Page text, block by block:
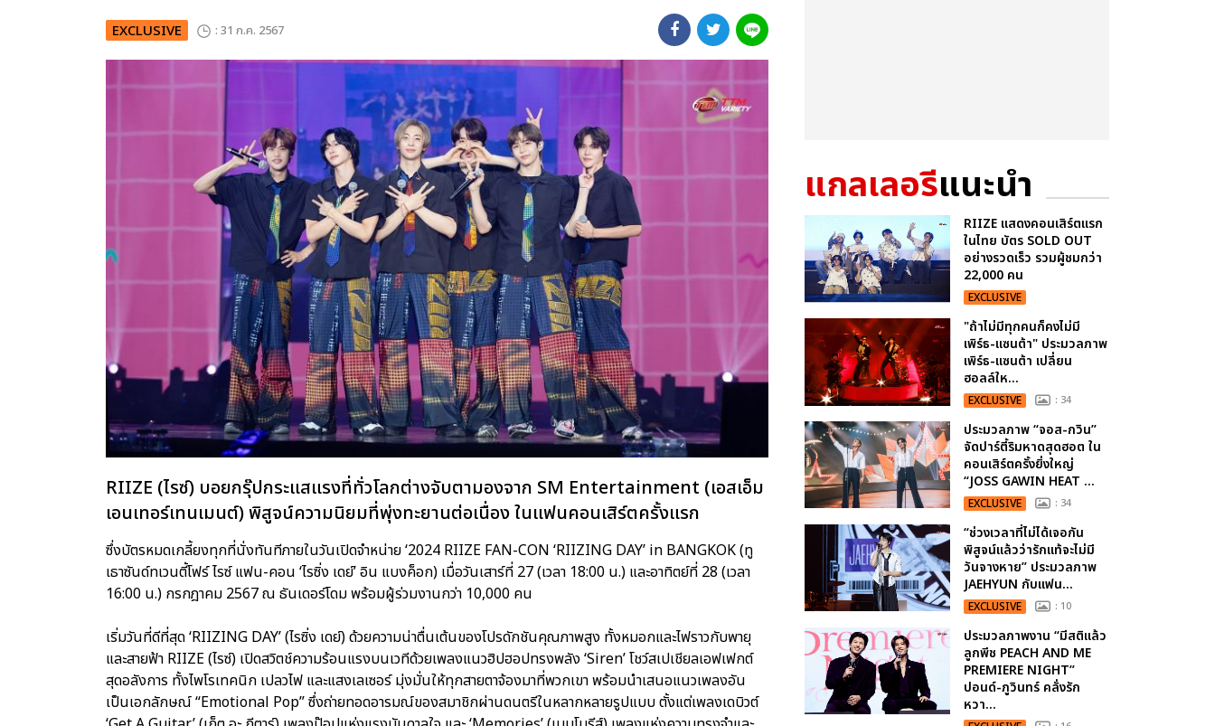
EXCLUSIVE : 31 ก.ค. 2567
RIIZE (ไรซ์) บอยกรุ๊ปกระแสแรงที่ทั่วโลกต่างจับตามองจาก SM Entertainment (เอสเอ็ม
เอนเทอร์เทนเมนต์) พิสูจน์ความนิยมที่พุ่งทะยานต่อเนื่อง ในแฟนคอนเสิร์ตครั้งแรก
ซึ่งบัตรหมดเกลี้ยงทุกที่นั่งทันทีภายในวันเปิดจำหน่าย ‘2024 RIIZE FAN-CON ‘RIIZING DAY’ in BANGKOK (ทู
เธาซันด์ทเวนตี้โฟร์ ไรซ์ แฟน-คอน ‘ไรซิ่ง เดย์’ อิน แบงค็อก) เมื่อวันเสาร์ที่ 27 (เวลา 18:00 น.) และอาทิตย์ที่ 28 (เวลา
16:00 น.) กรกฎาคม 2567 ณ ธันเดอร์โดม พร้อมผู้ร่วมงานกว่า 10,000 คน
เริ่มวันที่ดีที่สุด ‘RIIZING DAY’ (ไรซิ่ง เดย์) ด้วยความน่าตื่นเต้นของโปรดักชันคุณภาพสูง ทั้งหมอกและไฟราวกับพายุ
และสายฟ้า RIIZE (ไรซ์) เปิดสวิตช์ความร้อนแรงบนเวทีด้วยเพลงแนวฮิปฮอปทรงพลัง ‘Siren’ โชว์สเปเชียลเอฟเฟกต์
สุดอลังการ ทั้งไพโรเทคนิก เปลวไฟ และแสงเลเซอร์ มุ่งมั่นให้ทุกสายตาจ้องมาที่พวกเขา พร้อมนำเสนอแนวเพลงอัน
เป็นเอกลักษณ์ “Emotional Pop” ซึ่งถ่ายทอดอารมณ์ของสมาชิกผ่านดนตรีในหลากหลายรูปแบบ ตั้งแต่เพลงเดบิวต์
แกลเลอรีแนะนำ
RIIZE แสดงคอนเสิร์ตแรก
ในไทย บัตร SOLD OUT
อย่างรวดเร็ว รวมผู้ชมกว่า
22,000 คน
EXCLUSIVE
"ถ้าไม่มีทุกคนก็คงไม่มี
เพิร์ธ-แซนต้า" ประมวลภาพ
เพิร์ธ-แซนต้า เปลี่ยน
ฮอลล์ให...
EXCLUSIVE : 34
ประมวลภาพ “จอส-กวิน”
จัดปาร์ตี้ริมหาดสุดฮอต ใน
คอนเสิร์ตครั้งยิ่งใหญ่
“JOSS GAWIN HEAT ...
EXCLUSIVE : 34
“ช่วงเวลาที่ไม่ได้เจอกัน
พิสูจน์แล้วว่ารักแท้จะไม่มี
วันจางหาย” ประมวลภาพ
JAEHYUN กับแฟน...
EXCLUSIVE : 10
ประมวลภาพงาน “มีสติแล้ว
ลูกพีช PEACH AND ME
PREMIERE NIGHT”
ปอนด์-ภูวินทร์ คลั่งรัก
หวา...